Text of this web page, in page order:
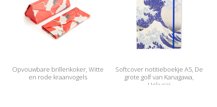
Opvouwbare brillenkoker, Witte
en rode kraanvogels
Softcover notitieboekje A5, De
grote golf van Kanagawa,
Hokusai